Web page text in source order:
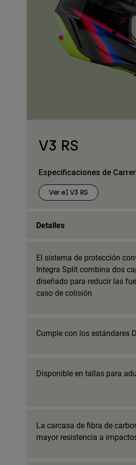
V3 RS
Especificaciones de
Ver el V3 RS
Detalles
El sistema de protección
Integra Split combina dos
diseñado para reducir las
caso de colisión
Cumple con los estándares
Disponible en tallas para
La carcasa de fibra de
mayor resistencia a